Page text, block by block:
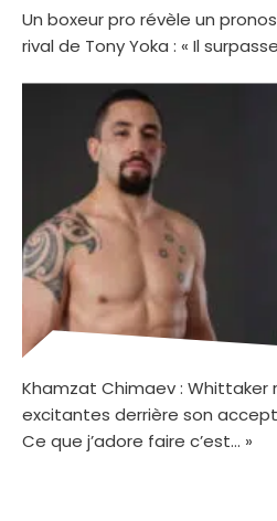
Un boxeur pro révèle un
rival de Tony Yoka : « Il
Khamzat Chimaev : Whittaker
excitantes derrière son
Ce que j’adore faire c’est… »